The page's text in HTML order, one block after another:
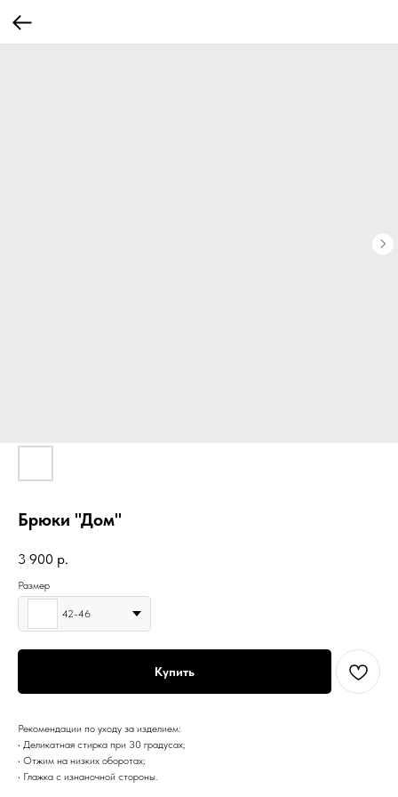
Брюки "Дом"
3 900 р.
Размер
42-46
Купить
Рекомендации по уходу за изделием:
• Деликатная стирка при 30 градусах;
• Отжим на низких оборотах;
• Глажка с изнаночной стороны.